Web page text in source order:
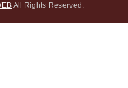
All Rights Reserved.